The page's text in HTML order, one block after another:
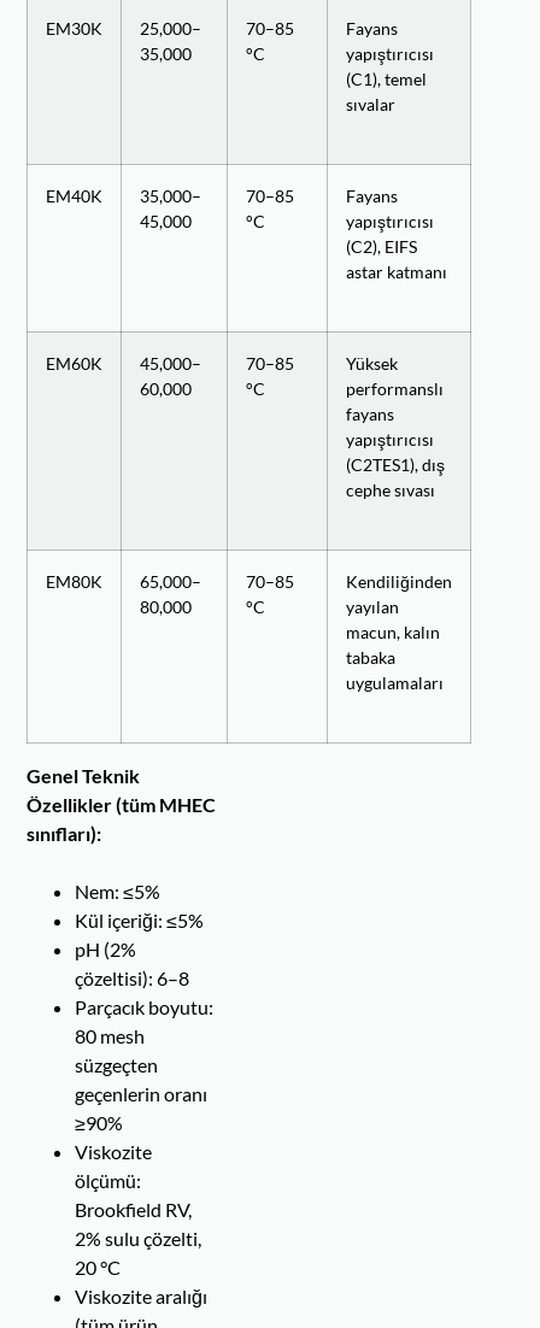
EM30K
25,000–
35,000
70–85
°C
Fayans
yapıştırıcısı
(C1), temel
sıvalar
EM40K
35,000–
45,000
70–85
°C
Fayans
yapıştırıcısı
(C2), EIFS
astar katmanı
EM60K
45,000–
60,000
70–85
°C
Yüksek
performanslı
fayans
yapıştırıcısı
(C2TES1), dış
cephe sıvası
EM80K
65,000–
80,000
70–85
°C
Kendiliğinden
yayılan
macun, kalın
tabaka
uygulamaları
Genel Teknik
Özellikler (tüm MHEC
sınıfları):
Nem: ≤5%
Kül içeriği: ≤5%
pH (2%
çözeltisi): 6–8
Parçacık boyutu:
80 mesh
süzgeçten
geçenlerin oranı
≥90%
Viskozite
ölçümü:
Brookfield RV,
2% sulu çözelti,
20 °C
Viskozite aralığı